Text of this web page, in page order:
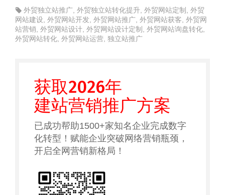
外贸独立站推广 外贸独立站转化提升, 外贸网站定制
外贸
网站建设 外贸网站开发 外贸网站推广 外贸网站获客 外贸网
站营销 外贸网站设计 外贸网站设计定制 外贸网站询盘转化
外贸网站转化 外贸网站运营 独立站推广
获取2026年
建站营销推广方案
已成功帮助1500+家知名企业完成数字
化转型！赋能企业突破网络营销瓶颈，
开启全网营销新格局！